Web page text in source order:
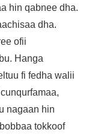
hin qabnee dha.
dha.
ofii
Hanga
fi fedha walii
nagaan hin
tokkoof